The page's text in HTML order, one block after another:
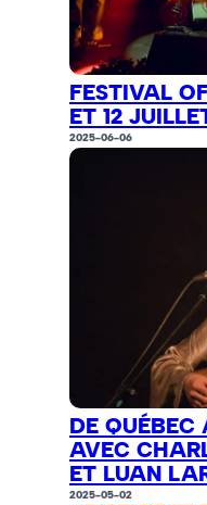
FESTIVAL
ET 12
2025-06-06
DE QUÉBEC
AVEC
ET LUAN
2025-05-02